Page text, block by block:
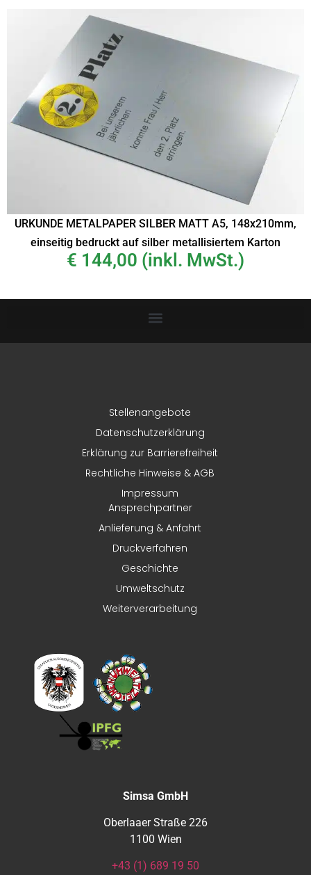
URKUNDE METALPAPER SILBER MATT A5, 148x210mm,
einseitig bedruckt auf silber metallisiertem Karton
€ 144,00 (inkl. MwSt.)
Simsa GmbH
Oberlaaer Straße 226
1100 Wien
+43 (1) 689 19 50
Stellenangebote
Datenschutzerklärung
Erklärung zur Barrierefreiheit
Rechtliche Hinweise & AGB
Impressum
Ansprechpartner
Anlieferung & Anfahrt
Druckverfahren
Geschichte
Umweltschutz
Weiterverarbeitung